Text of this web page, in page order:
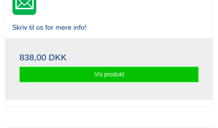
Skriv til os for mere info!
838,00 DKK
Vis produkt